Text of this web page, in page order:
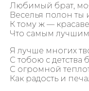
Любимый брат,
Веселья полон ты
К тому ж —
Что самым
Я лучше многих
С тобою с
С огромной
Как радость и